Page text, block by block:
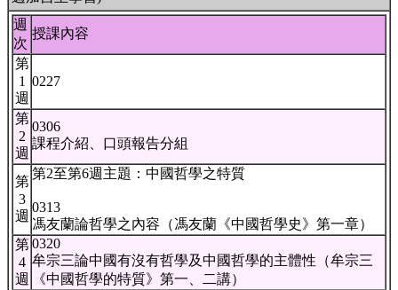
週
次
授課內容
第
1
週
0227
第
2
週
0306
課程介紹、口頭報告分組
第
3
週
第2至第6週主題：中國哲學之特質
0313
馮友蘭論哲學之內容（馮友蘭《中國哲學史》第一章）
第
4
週
0320
牟宗三論中國有沒有哲學及中國哲學的主體性（牟宗三
《中國哲學的特質》第一、二講）